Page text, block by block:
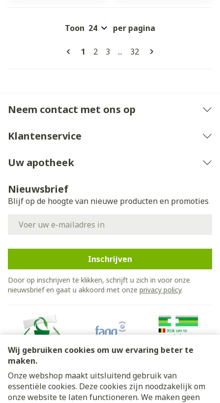
Wij gebruiken cookies om uw ervaring beter te
maken.
Onze webshop maakt uitsluitend gebruik van
essentiële cookies. Deze cookies zijn noodzakelijk om
onze website te laten functioneren. We maken geen
Pagina's
U lees momenteel pagina
1 Pagina
2 Pagina
3 ... Pagina
32
Toon per pagina
Neem contact met ons op
Klantenservice
Uw apotheek
Nieuwsbrief
Blijf op de hoogte van nieuwe producten en promoties
Inschrijven
Door op inschrijven te klikken, schrijft u zich in voor onze
nieuwsbrief en gaat u akkoord met onze privacy policy.
Juridische links